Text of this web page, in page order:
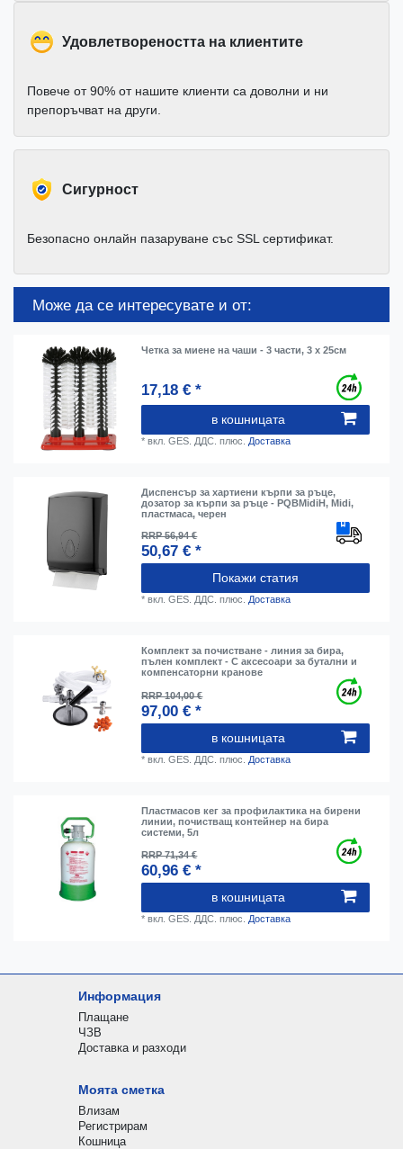
Удовлетвореността на клиентите
Повече от 90% от нашите клиенти са доволни и ни
препоръчват на други.
Cигурност
Безопасно онлайн пазаруване със SSL сертификат.
Може да се интересувате и от:
Четка за миене на чаши - 3 части, 3 х 25см
17,18 € *
в кошницата
*вкл. GES. ДДС. плюс. Доставка
Диспенсър за хартиени кърпи за ръце,
дозатор за кърпи за ръце - PQBMidiH, Midi,
пластмаса, черен
RRP 56,94 €
50,67 € *
Покажи статия
*вкл. GES. ДДС. плюс. Доставка
Комплект за почистване - линия за бира,
пълен комплект - С аксесоари за бутални и
компенсаторни кранове
RRP 104,00 €
97,00 € *
в кошницата
*вкл. GES. ДДС. плюс. Доставка
Пластмасов кег за профилактика на бирени
линии, почистващ контейнер на бира
системи, 5л
RRP 71,34 €
60,96 € *
в кошницата
*вкл. GES. ДДС. плюс.Доставка
Информация
Плащане
ЧЗВ
Доставка и разходи
Моята сметка
Влизам
Регистрирам
Кошница